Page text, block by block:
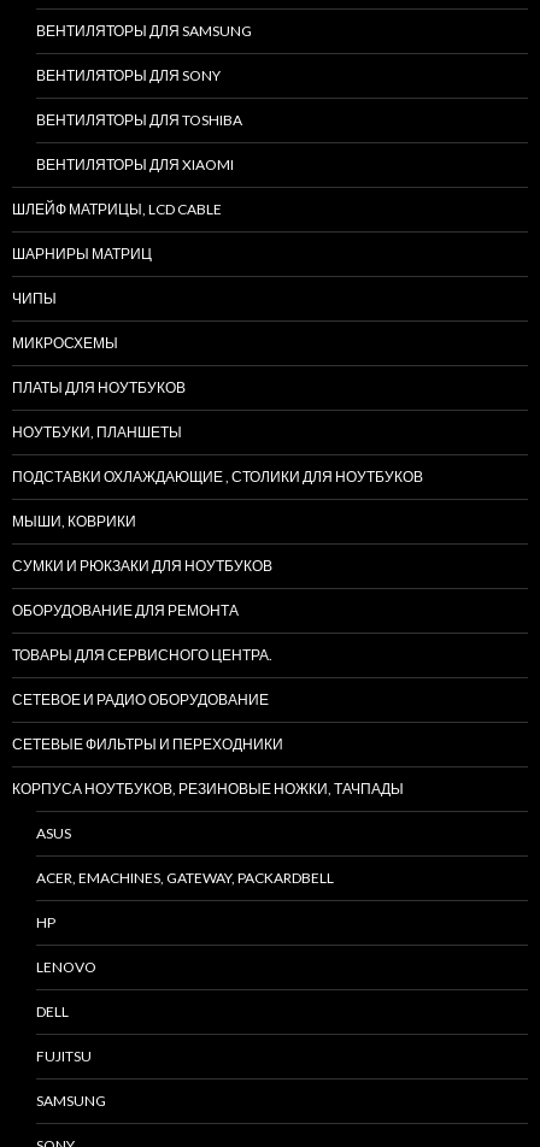
ВЕНТИЛЯТОРЫ ДЛЯ SAMSUNG
ВЕНТИЛЯТОРЫ ДЛЯ SONY
ВЕНТИЛЯТОРЫ ДЛЯ TOSHIBA
ВЕНТИЛЯТОРЫ ДЛЯ XIAOMI
ШЛЕЙФ МАТРИЦЫ, LCD CABLE
ШАРНИРЫ МАТРИЦ
ЧИПЫ
МИКРОСХЕМЫ
ПЛАТЫ ДЛЯ НОУТБУКОВ
НОУТБУКИ, ПЛАНШЕТЫ
ПОДСТАВКИ ОХЛАЖДАЮЩИЕ , СТОЛИКИ ДЛЯ НОУТБУКОВ
МЫШИ, КОВРИКИ
СУМКИ И РЮКЗАКИ ДЛЯ НОУТБУКОВ
ОБОРУДОВАНИЕ ДЛЯ РЕМОНТА
ТОВАРЫ ДЛЯ СЕРВИСНОГО ЦЕНТРА.
СЕТЕВОЕ И РАДИО ОБОРУДОВАНИЕ
СЕТЕВЫЕ ФИЛЬТРЫ И ПЕРЕХОДНИКИ
КОРПУСА НОУТБУКОВ, РЕЗИНОВЫЕ НОЖКИ, ТАЧПАДЫ
ASUS
ACER, EMACHINES, GATEWAY, PACKARDBELL
HP
LENOVO
DELL
FUJITSU
SAMSUNG